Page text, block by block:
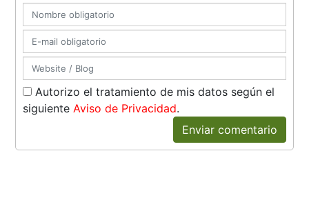
Autorizo el tratamiento de mis datos según el
siguiente Aviso de Privacidad.
Enviar comentario